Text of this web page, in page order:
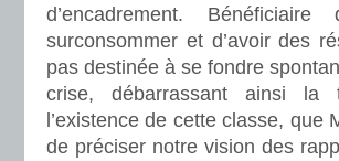
d’encadrement.
surconsommer et d’avoir des
pas destinée à se fondre
crise, débarrassant ainsi la
l’existence de cette classe, que
de préciser notre vision des